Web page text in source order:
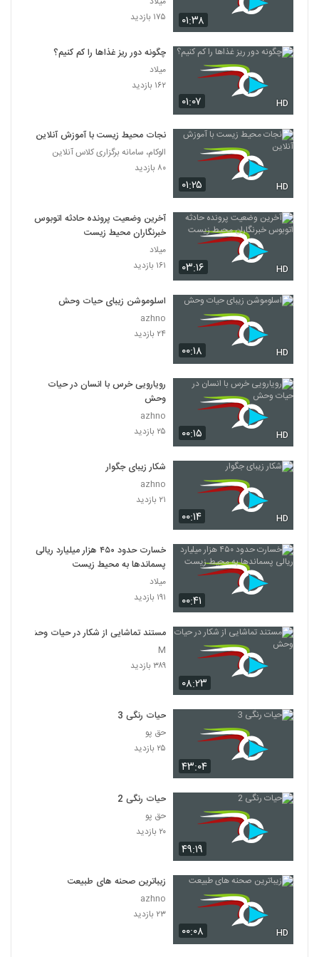
Planet Earth-S2-E02
۷۸۱ بازدید
Planet Earth-S2-E01
۰۱:۳۸
۱۷۵ بازدید
۰۱:۰۷ HD
چگونه دور ریز غذاها را کم کنیم؟
میلاد
۱۶۲ بازدید
۰۱:۲۵ HD
نجات محیط زیست با آموزش آنلاین
الوکام، سامانه برگزاری کلاس آنلاین
۸۰ بازدید
۰۳:۱۶ HD
آخرین وضعیت پرونده حادثه اتوبوس
خبرنگاران محیط زیست
میلاد
۱۶۱ بازدید
۰۰:۱۸ HD
اسلوموشن زیبای حیات وحش
azhno
۲۴ بازدید
۰۰:۱۵ HD
رویارویی خرس با انسان در حیات
وحش
azhno
۲۵ بازدید
۰۰:۱۴ HD
شکار زیبای جگوار
azhno
۲۱ بازدید
۰۰:۴۱
خسارت حدود ۴۵۰ هزار میلیارد ریالی
پسماند‌ها به محیط زیست
میلاد
۱۹۱ بازدید
۰۸:۲۳
مستند تماشایی از شکار در حیات وحش
M
۳۸۹ بازدید
۴۳:۰۴
حیات رنگی 3
حق پو
۲۵ بازدید
۴۹:۱۹
حیات رنگی 2
حق پو
۲۰ بازدید
۰۰:۰۸ HD
زیباترین صحنه های طبیعت
azhno
۲۳ بازدید